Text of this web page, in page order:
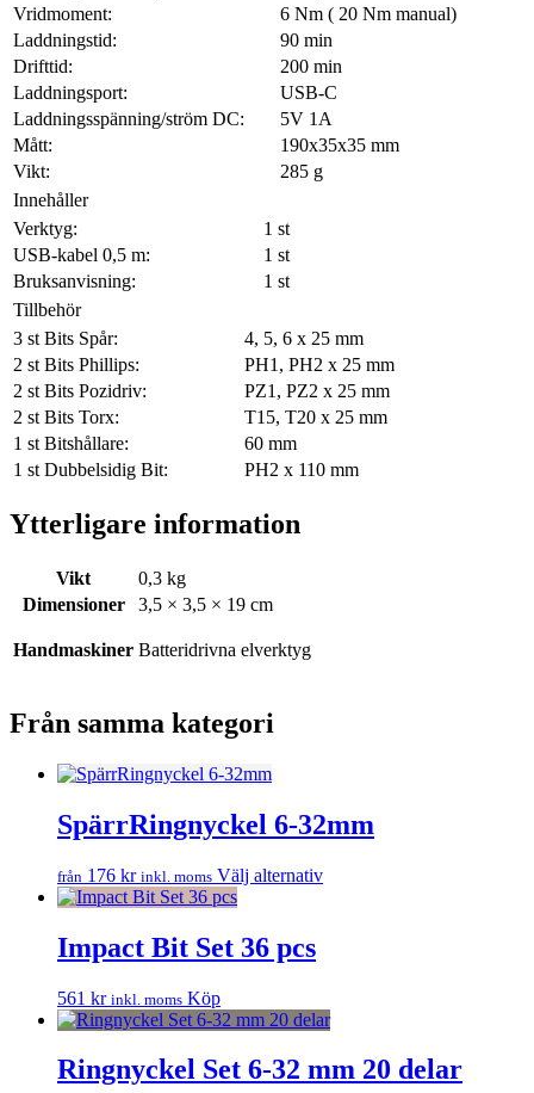
Vridmoment:
6 Nm ( 20 Nm manual)
Laddningstid:
90 min
Drifttid:
200 min
Laddningsport:
USB-C
Laddningsspänning/ström DC:
5V 1A
Mått:
190x35x35 mm
Vikt:
285 g
Innehåller
Verktyg:
1 st
USB-kabel 0,5 m:
1 st
Bruksanvisning:
1 st
Tillbehör
3 st Bits Spår:
4, 5, 6 x 25 mm
2 st Bits Phillips:
PH1, PH2 x 25 mm
2 st Bits Pozidriv:
PZ1, PZ2 x 25 mm
2 st Bits Torx:
T15, T20 x 25 mm
1 st Bitshållare:
60 mm
1 st Dubbelsidig Bit:
PH2 x 110 mm
Ytterligare information
Vikt
0,3 kg
Dimensioner
3,5 × 3,5 × 19 cm
Handmaskiner Batteridrivna elverktyg
Från samma kategori
SpärrRingnyckel 6-32mm
från 176 kr inkl. moms Välj alternativDen
olika
kan
väljas
Impact Bit Set 36 pcs
561 kr inkl. moms Köp
Ringnyckel Set 6-32 mm 20 delar